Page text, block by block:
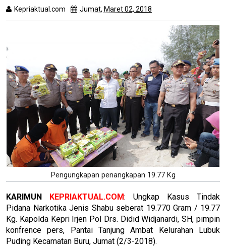
Kepriaktual.com Jumat, Maret 02, 2018
Pengungkapan penangkapan 19.77 Kg
KARIMUN KEPRIAKTUAL.COM: Ungkap Kasus Tindak
Pidana Narkotika Jenis Shabu seberat 19.770 Gram / 19.77
Kg. Kapolda Kepri Irjen Pol Drs. Didid Widjanardi, SH, pimpin
konfrence pers, Pantai Tanjung Ambat Kelurahan Lubuk
Puding Kecamatan Buru, Jumat (2/3-2018).